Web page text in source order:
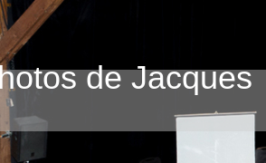
de Jacques